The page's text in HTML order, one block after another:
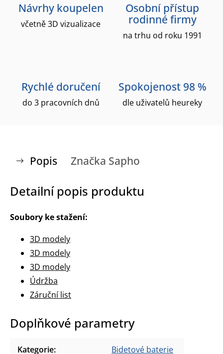
Návrhy koupelen
včetně 3D vizualizace
Osobní přístup
rodinné firmy
na trhu od roku 1991
Rychlé doručení
do 3 pracovních dnů
Spokojenost 98 %
dle uživatelů heureky
Popis Značka Sapho
Detailní popis produktu
Soubory ke stažení:
3D modely
3D modely
3D modely
Údržba
Záruční list
Doplňkové parametry
Kategorie: Bidetové baterie